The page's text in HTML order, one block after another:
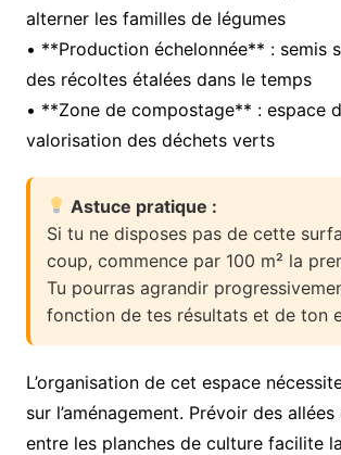
alterner les familles de légumes
• **Production échelonnée** : semis
des récoltes étalées dans le temps
• **Zone de compostage** : espace
valorisation des déchets verts
Astuce pratique :
Si tu ne disposes pas de cette
coup, commence par 100 m² la
Tu pourras agrandir
fonction de tes résultats et de ton
L’organisation de cet espace
sur l’aménagement. Prévoir des
entre les planches de culture facilite